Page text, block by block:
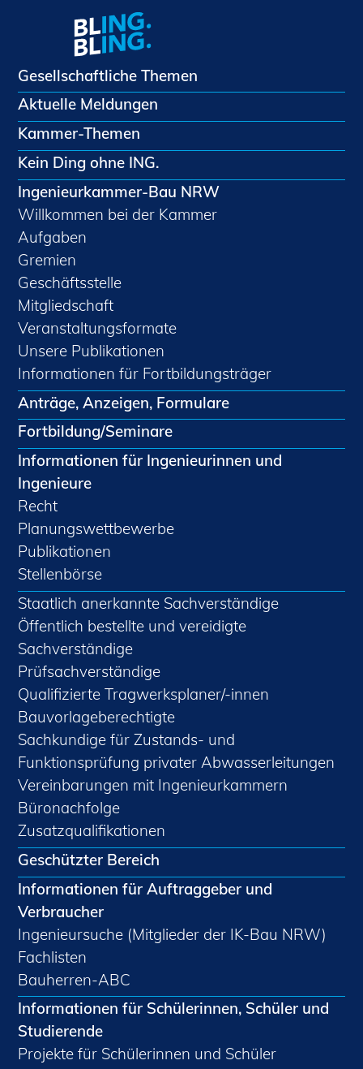
Gesellschaftliche Themen
Aktuelle Meldungen
Kammer-Themen
Kein Ding ohne ING.
Ingenieurkammer-Bau NRW
Willkommen bei der Kammer
Aufgaben
Gremien
Geschäftsstelle
Mitgliedschaft
Veranstaltungsformate
Unsere Publikationen
Informationen für Fortbildungsträger
Anträge, Anzeigen, Formulare
Fortbildung/Seminare
Informationen für Ingenieurinnen und
Ingenieure
Recht
Planungswettbewerbe
Publikationen
Stellenbörse
Staatlich anerkannte Sachverständige
Öffentlich bestellte und vereidigte
Sachverständige
Prüfsachverständige
Qualifizierte Tragwerksplaner/-innen
Bauvorlageberechtigte
Sachkundige für Zustands- und
Funktionsprüfung privater Abwasserleitungen
Vereinbarungen mit Ingenieurkammern
Büronachfolge
Zusatzqualifikationen
Geschützter Bereich
Informationen für Auftraggeber und
Verbraucher
Ingenieursuche (Mitglieder der IK-Bau NRW)
Fachlisten
Bauherren-ABC
Informationen für Schülerinnen, Schüler und
Studierende
Projekte für Schülerinnen und Schüler